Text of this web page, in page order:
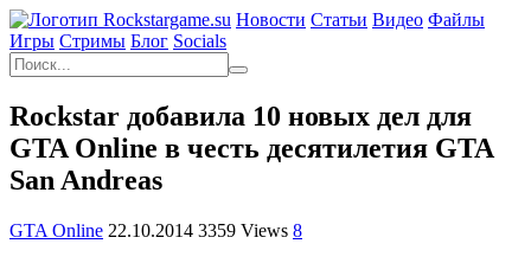
Новости Статьи Видео Файлы
Игры Cтримы Блог Socials
Rockstar добавила 10 новых дел для
GTA Online в честь десятилетия GTA
San Andreas
GTA Online 22.10.2014 3359 Views 8